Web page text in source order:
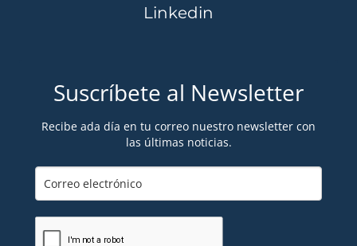
Linkedin
Suscríbete al Newsletter
Recibe ada día en tu correo nuestro newsletter con
las últimas noticias.